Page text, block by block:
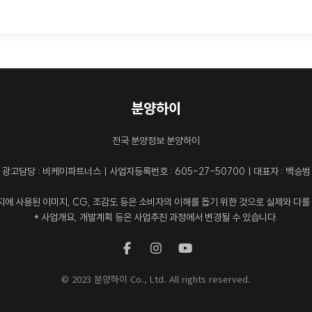
분양하이
전국 분양정보 분양하이
광고담당 : 비케이파트너스ㅣ사업자등록번호 : 605-27-50700ㅣ대표자 : 백승범
에 사용된 이미지, CG, 조감도 등은 소비자의 이해를 돕기 위한 것으로 실제와 다를
* 사업개요, 개발계획 등은 사업추진 과정에서 변경될 수 있습니다.
© 2023 분양하이 Co., Ltd. All rights reserved.